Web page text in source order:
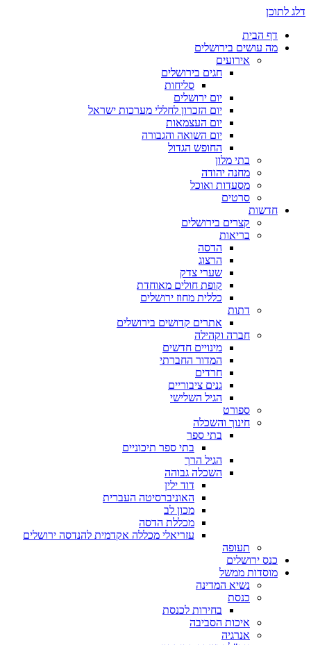
דלג לתוכן
דף הבית
מה עושים בירושלים
אירועים
חגים בירושלים
סליחות
יום ירושלים
יום הזכרון לחללי מערכות ישראל
יום העצמאות
יום השואה והגבורה
החופש הגדול
בתי מלון
מחנה יהודה
מסעדות ואוכל
סרטים
חדשות
קצרים בירושלים
בריאות
הדסה
הרצוג
שערי צדק
קופת חולים מאוחדת
כללית מחוז ירושלים
דתות
אתרים קדושים בירושלים
חברה וקהילה
מינויים חדשים
המדור החברתי
חרדים
גנים ציבוריים
הגיל השלישי
ספורט
חינוך והשכלה
בתי ספר
בתי ספר תיכוניים
הגיל הרך
השכלה גבוהה
דוד ילין
האוניברסיטה העברית
מכון לב
מכללת הדסה
עזריאלי מכללה אקדמית להנדסה ירושלים
תעופה
כנס ירושלים
מוסדות ממשל
נשיא המדינה
כנסת
בחירות לכנסת
איכות הסביבה
אנרגיה